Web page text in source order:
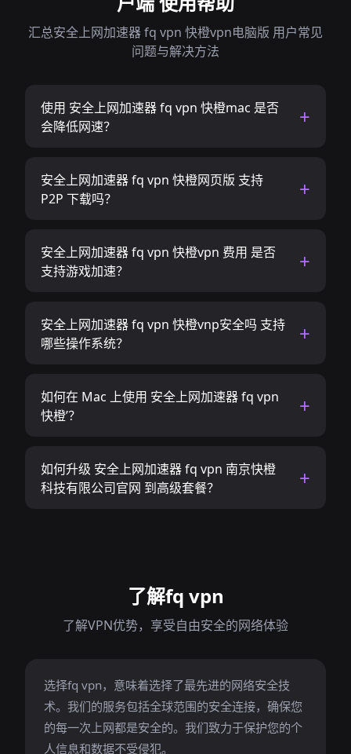
汇总安全上网加速器 fq vpn 快橙vpn电脑版 用户常见
问题与解决方法
使用 安全上网加速器 fq vpn 快橙mac 是否
会降低网速？
安全上网加速器 fq vpn 快橙网页版 支持
P2P 下载吗？
安全上网加速器 fq vpn 快橙vpn 费用 是否
支持游戏加速？
安全上网加速器 fq vpn 快橙vnp安全吗 支持
哪些操作系统？
如何在 Mac 上使用 安全上网加速器 fq vpn
快橙’？
如何升级 安全上网加速器 fq vpn 南京快橙
科技有限公司官网 到高级套餐？
了解fq vpn
了解VPN优势，享受自由安全的网络体验
选择fq vpn，意味着选择了最先进的网络安全技
术。我们的服务包括全球范围的安全连接，确保您
的每一次上网都是安全的。我们致力于保护您的个
人信息和数据不受侵犯。